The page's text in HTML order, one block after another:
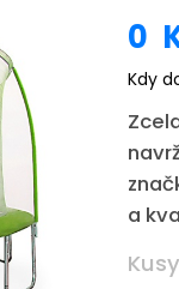
0
Kdy
a
Kusy